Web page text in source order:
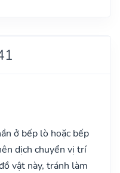
ở bếp lò hoặc bếp
dịch chuyển vị trí
vật này, tránh làm